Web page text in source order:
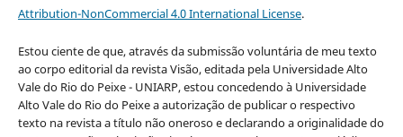
Attribution-NonCommercial 4.0 International License.
Estou ciente de que, através da submissão voluntária de meu texto
ao corpo editorial da revista Visão, editada pela Universidade Alto
Vale do Rio do Peixe - UNIARP, estou concedendo à Universidade
Alto Vale do Rio do Peixe a autorização de publicar o respectivo
texto na revista a título não oneroso e declarando a originalidade do